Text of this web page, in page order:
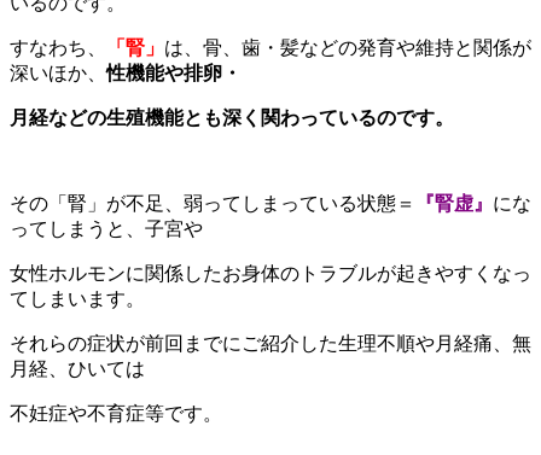
すなわち、 「腎」 は、骨、歯・髪などの発育や維持と関係が
深いほか、性機能や排卵・
月経などの生殖機能とも深く関わっているのです。
その「腎」が不足、弱ってしまっている状態＝ 『腎虚』 にな
ってしまうと、子宮や
女性ホルモンに関係したお身体のトラブルが起きやすくなっ
てしまいます。
それらの症状が前回までにご紹介した生理不順や月経痛、無
月経、ひいては
不妊症や不育症等です。